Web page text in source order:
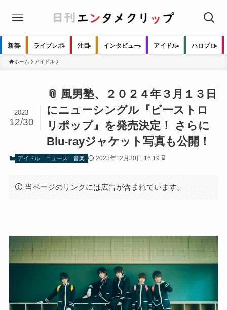
新着 ライブレポ 注目 インタビュー アイドル ハロプロ
ホーム アイドル
📎 風男塾、２０２４年３月１３日
にニューシングル『ビーストロ
リポップ』を発売決定！ さらに
Blu-rayジャケット写真も公開！
2023
12/30
アイドル ニュース 音楽 2023年12月30日 16:19 ⌛
当ページのリンクには広告が含まれています。